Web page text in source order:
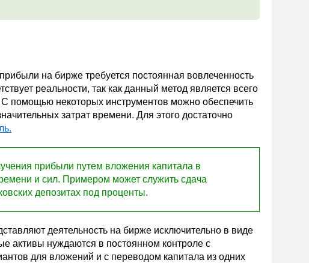
на бирже требуется постоянная вовлеченность
реальности, так как данный метод является всего
помощью некоторых инструментов можно обеспечить
затрат времени. Для этого достаточно
прибыли путем вложения капитала в
и сил. Примером может служить сдача
депозитах под проценты.
деятельность на бирже исключительно в виде
активы нуждаются в постоянном контроле с
для вложений и с переводом капитала из одних